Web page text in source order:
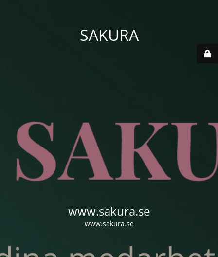
SAKURA
www.sakura.se
www.sakura.se